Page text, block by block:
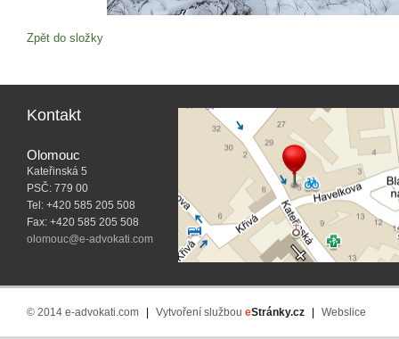
Zpět do složky
Kontakt
Olomouc
Kateřinská 5
PSČ: 779 00
Tel: +420 585 205 508
Fax: +420 585 205 508
olomouc@e-advokati.com
© 2014 e-advokati.com Vytvoření službou eStránky.cz Webslice